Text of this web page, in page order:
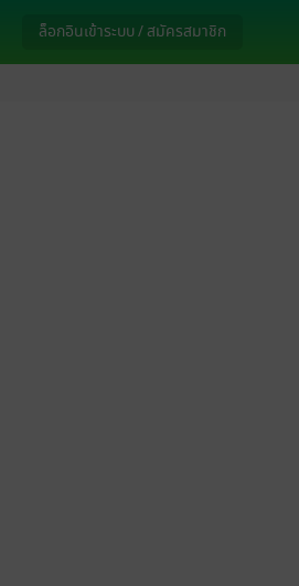
ล็อกอินเข้าระบบ / สมัครสมาชิก